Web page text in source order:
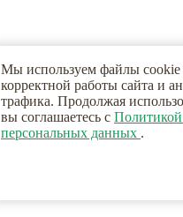
Мы используем файлы cookie
корректной работы сайта и
трафика. Продолжая
вы соглашаетесь с Политикой
персональных данных .